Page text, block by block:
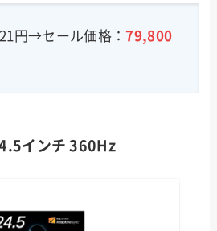
円→セール価格：79,800
インチ 360Hz